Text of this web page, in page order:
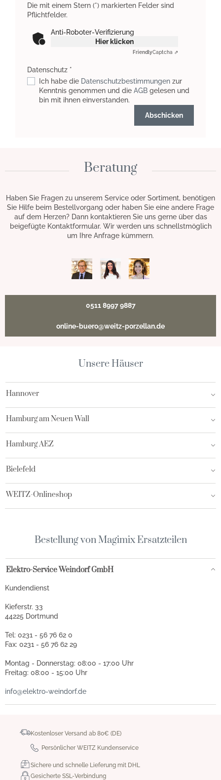
Die mit einem Stern (*) markierten Felder sind
Pflichtfelder.
Anti-Roboter-Verifizierung
Hier klicken
FriendlyCaptcha ⇗
Datenschutz *
Ich habe die Datenschutzbestimmungen zur
Kenntnis genommen und die AGB gelesen und
bin mit ihnen einverstanden.
Abschicken
Beratung
Haben Sie Fragen zu unserem Service oder Sortiment, benötigen
Sie Hilfe beim Bestellvorgang oder haben Sie eine andere Frage
auf dem Herzen? Dann kontaktieren Sie uns gerne über das
beigefügte Kontaktformular. Wir werden uns schnellstmöglich
um Ihre Anfrage kümmern.
0511 8997 9887
online-buero@weitz-porzellan.de
Unsere Häuser
Hannover
Hamburg am Neuen Wall
Hamburg AEZ
Bielefeld
WEITZ-Onlineshop
Bestellung von Magimix Ersatzteilen
Elektro-Service Weindorf GmbH
Kundendienst
Kieferstr. 33
44225 Dortmund
Tel: 0231 - 56 76 62 0
Fax: 0231 - 56 76 62 29
Montag - Donnerstag: 08:00 - 17:00 Uhr
Freitag: 08:00 - 15:00 Uhr
info@elektro-weindorf.de
Kostenloser Versand ab 80€ (DE)
Persönlicher WEITZ Kundenservice
Sichere und schnelle Lieferung mit DHL
Gesicherte SSL-Verbindung